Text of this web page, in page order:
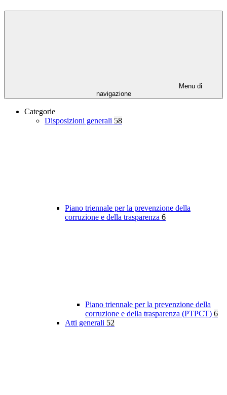
Menu di
navigazione
Categorie
Disposizioni generali 58
Piano triennale per la prevenzione della
corruzione e della trasparenza 6
Piano triennale per la prevenzione della
corruzione e della trasparenza (PTPCT) 6
Atti generali 52